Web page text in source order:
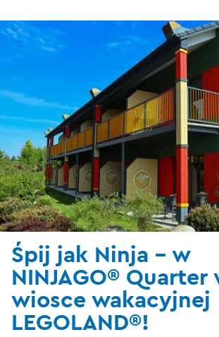
Śpij jak Ninja – w
NINJAGO® Quarter
wiosce wakacyjnej
LEGOLAND®!